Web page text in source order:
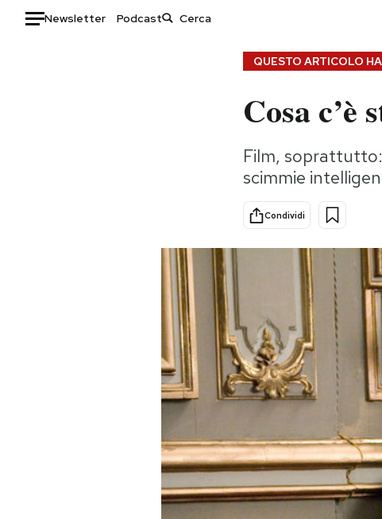
Newsletter Podcast
Consumismi
Storie/Idee
Ok Boomer!
Media
Europa
Altrecose
Mondiali calcio 2026
QUESTO ARTICOLO
Cosa c’è
Film,
scimmie
Condividi